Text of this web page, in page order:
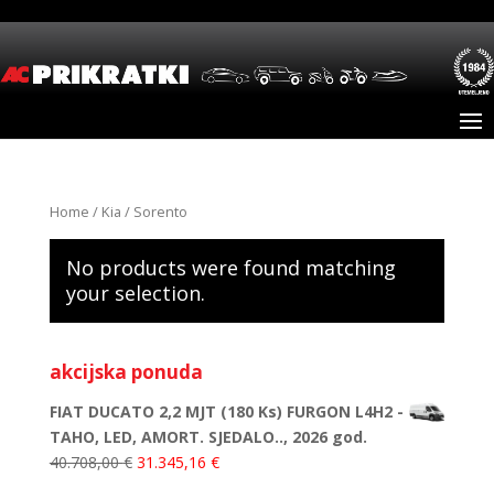
Home / Kia / Sorento
No products were found matching
your selection.
akcijska ponuda
FIAT DUCATO 2,2 MJT (180 Ks) FURGON L4H2 -
TAHO, LED, AMORT. SJEDALO.., 2026 god.
40.708,00€ 31.345,16 €